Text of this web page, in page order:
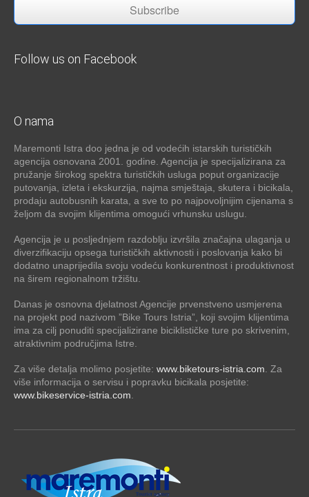
Subscribe
Follow us on Facebook
O nama
Maremonti Istra doo jedna je od vodećih istarskih turističkih
agencija osnovana 2001. godine. Agencija je specijalizirana za
pružanje širokog spektra turističkih usluga poput organizacije
putovanja, izleta i ekskurzija, najma smještaja, skutera i bicikala,
prodaju autobusnih karata, a sve to po najpovoljnijim cijenama s
željom da svojim klijentima omogući vrhunsku uslugu.
Agencija je u posljednjem razdoblju izvršila značajna ulaganja u
diverzifikaciju opsega turističkih aktivnosti i poslovanja kako bi
dodatno unaprijedila svoju vodeću konkurentnost i produktivnost
na širem regionalnom tržištu.
Danas je osnovna djelatnost Agencije prvenstveno usmjerena
na projekt pod nazivom ”Bike Tours Istria”, koji svojim klijentima
ima za cilj ponuditi specijalizirane biciklističke ture po skrivenim,
atraktivnim područjima Istre.
Za više detalja molimo posjetite: www.biketours-istria.com . Za
više informacija o servisu i popravku bicikala posjetite:
www.bikeservice-istria.com